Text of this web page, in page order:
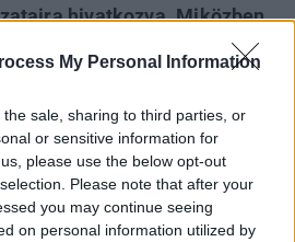
My Personal Information
sale, sharing to third parties, or
or sensitive information for
please use the below opt-out
Please note that after your
you may continue seeing
on personal information utilized by
hivatkozva. Miközben
addig a Nemzetközi
a londoni üzleti napilap.
10:39 Sokkterápia és új
Az IMF-erőforrások
látjuk jelenleg - mondta a